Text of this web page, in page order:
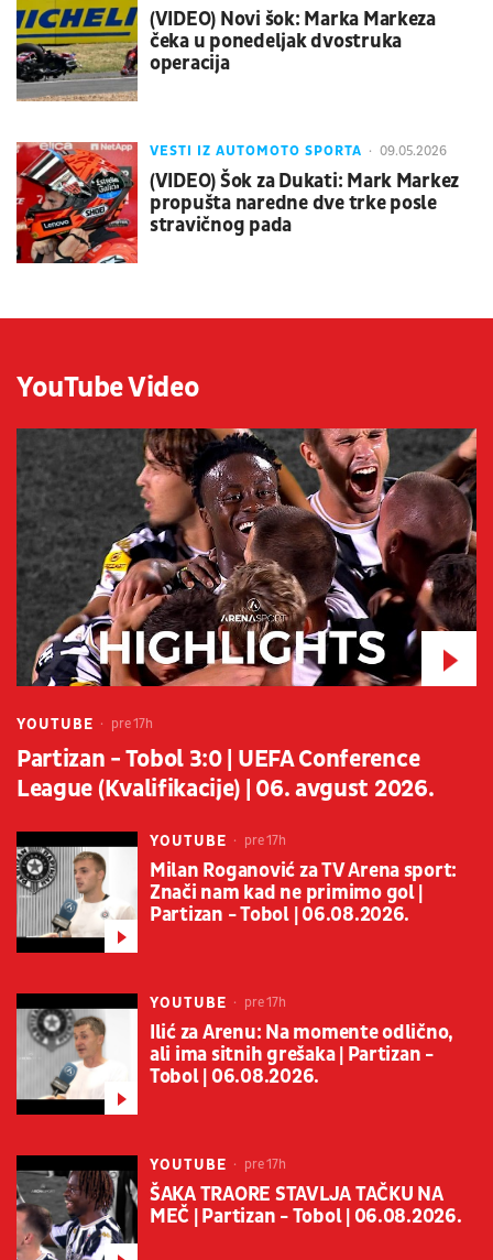
(VIDEO) Novi šok: Marka Markeza
čeka u ponedeljak dvostruka
operacija
VESTI IZ AUTOMOTO SPORTA 09.05.2026
(VIDEO) Šok za Dukati: Mark Markez
propušta naredne dve trke posle
stravičnog pada
YouTube Video
YOUTUBE pre 17h
Partizan - Tobol 3:0 | UEFA Conference
League (Kvalifikacije) | 06. avgust 2026.
YOUTUBE pre 17h
Milan Roganović za TV Arena sport:
Znači nam kad ne primimo gol |
Partizan - Tobol | 06.08.2026.
YOUTUBE pre 17h
Ilić za Arenu: Na momente odlično,
ali ima sitnih grešaka | Partizan -
Tobol | 06.08.2026.
YOUTUBE pre 17h
ŠAKA TRAORE STAVLJA TAČKU NA
MEČ | Partizan - Tobol | 06.08.2026.